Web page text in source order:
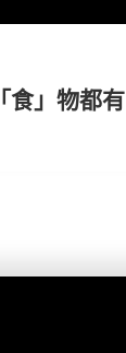
食」物都有